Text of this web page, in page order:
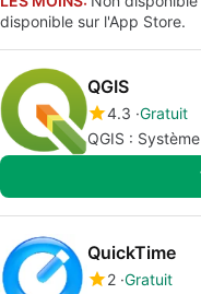
disponible sur l'App Store.
QGIS
4.3 Gratuit
QGIS :
QuickTime
2 Gratuit